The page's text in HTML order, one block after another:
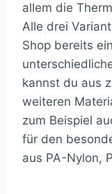
allem die
Alle drei
Shop bereits
kannst du aus
weiteren
zum Beispiel
für den
aus PA-Nylon,